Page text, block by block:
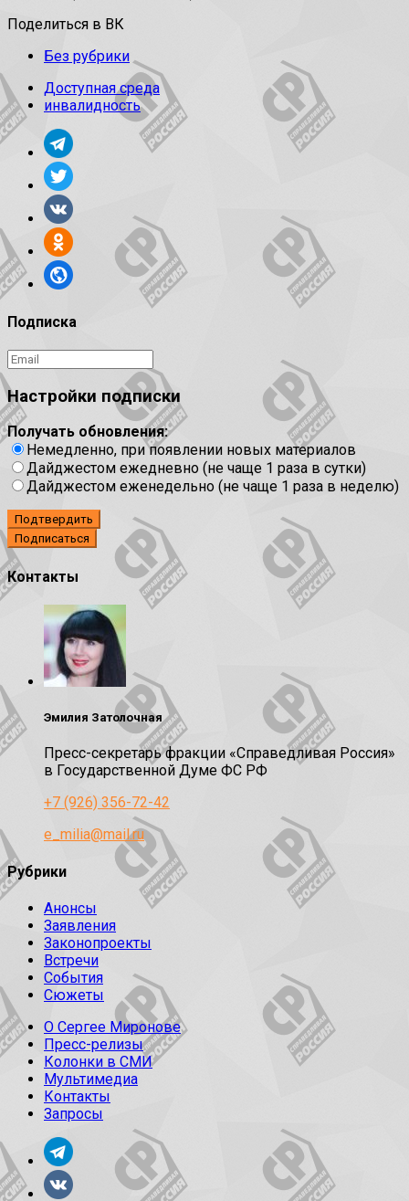
Поделиться в ВК
Без рубрики
Доступная среда
инвалидность
Подписка
Настройки подписки
Получать обновления:
Немедленно, при появлении новых материалов
Дайджестом ежедневно (не чаще 1 раза в сутки)
Дайджестом еженедельно (не чаще 1 раза в неделю)
Подтвердить
Контакты
Эмилия Затолочная
Пресс-секретарь фракции «Справедливая Россия»
в Государственной Думе ФС РФ
+7 (926) 356-72-42
e_milia@mail.ru
Рубрики
Анонсы
Заявления
Законопроекты
Встречи
События
Сюжеты
О Сергее Миронове
Пресс-релизы
Колонки в СМИ
Мультимедиа
Контакты
Запросы